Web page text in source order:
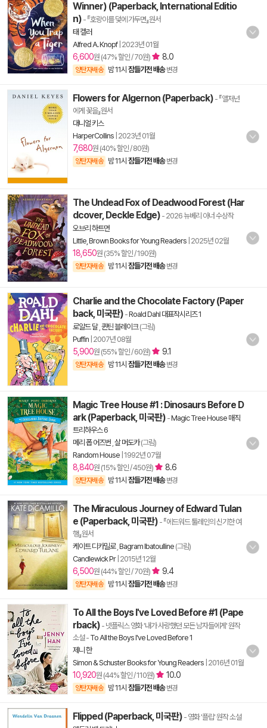
Winner) (Paperback, International Editio
n) - 『호랑이를 덫에 가두면』원서
태 켈러
Alfred A. Knopf| 2023년 01월
6,600원 (47% 할인 / 70원) 8.0
양탄자배송 밤 11시 잠들기전 배송 변경
Flowers for Algernon (Paperback) - 『앨저넌
에게 꽃을』원서
대니얼 키스
HarperCollins 2023년 01월
7,680원 (40% 할인 / 80원)
양탄자배송 밤 11시 잠들기전 배송 변경
The Undead Fox of Deadwood Forest (Har
dcover, Deckle Edge) - 2026 뉴베리 아너 수상작
오브리 하트먼
Little, Brown Books for Young Readers 2025년 02월
18,650원 (35% 할인 / 190원)
양탄자배송 밤 11시 잠들기전 배송 변경
Charlie and the Chocolate Factory (Paper
back, 미국판) -Roald Dahl 대표작시리즈 1
로알드 달, 퀸틴 블레이크(그림)
Puffin 2007년 08월
5,900원 (55% 할인 / 60원) 9.1
양탄자배송 밤 11시 잠들기전 배송 변경
Magic Tree House #1 : Dinosaurs Before D
ark (Paperback, 미국판) -Magic Tree House 매직
트리하우스 6
메리 폽 어즈번 살 머도카(그림)
Random House 1992년 07월
8,840원 (15% 할인 / 450원) 8.6
양탄자배송 밤 11시 잠들기전 배송 변경
The Miraculous Journey of Edward Tulan
e (Paperback, 미국판) - 『에드워드 툴레인의 신기한 여
행』원서
케이트 디카밀로, Bagram Ibatoulline (그림)
Candlewick Pr| 2015년 12월
6,500원 (44% 할인 / 70원) 9.4
양탄자배송 밤 11시 잠들기전 배송 변경
To All the Boys I've Loved Before #1 (Pape
rback) - 넷플릭스 영화 '내가 사랑했던 모든 남자들에게' 원작
소설- To All the Boys I've Loved Before 1
제니 한
Simon & Schuster Books for Young Readers 2016년 01월
10,920원 (44% 할인 / 110원) 10.0
양탄자배송 밤 11시 잠들기전 배송 변경
Flipped (Paperback, 미국판) - 영화 '플립' 원작 소설